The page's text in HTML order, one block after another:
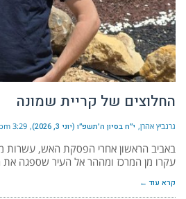
החלוצים של קריית שמונה
גרנביץ אהרן י״ח בסיון ה׳תשפ״ו (יוני 3, 2026) 3:29 pm
באביב הראשון אחרי הפסקת האש, עשרות
עקרו מן המרכז ומההר אל העיר שספגה את
קרא עוד ←